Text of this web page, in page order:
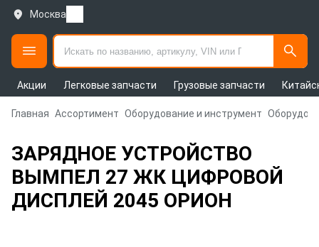
Москва
Акции Легковые запчасти Грузовые запчасти
Главная Ассортимент Оборудование и инструмент
ЗАРЯДНОЕ УСТРОЙСТВО
ВЫМПЕЛ 27 ЖК ЦИФРОВОЙ
ДИСПЛЕЙ 2045 ОРИОН